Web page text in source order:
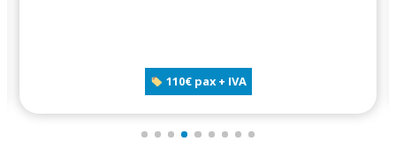
110€ pax + IVA